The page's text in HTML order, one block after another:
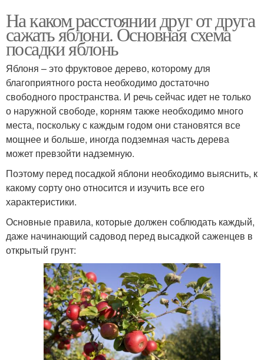
На каком расстоянии друг от друга
сажать яблони. Основная схема
посадки яблонь
Яблоня – это фруктовое дерево, которому для
благоприятного роста необходимо достаточно
свободного пространства. И речь сейчас идет не только
о наружной свободе, корням также необходимо много
места, поскольку с каждым годом они становятся все
мощнее и больше, иногда подземная часть дерева
может превзойти надземную.
Поэтому перед посадкой яблони необходимо выяснить, к
какому сорту оно относится и изучить все его
характеристики.
Основные правила, которые должен соблюдать каждый,
даже начинающий садовод перед высадкой саженцев в
открытый грунт: